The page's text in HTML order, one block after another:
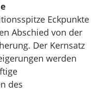
Eckpunkte
Abschied von der
Der Kernsatz
werden
des